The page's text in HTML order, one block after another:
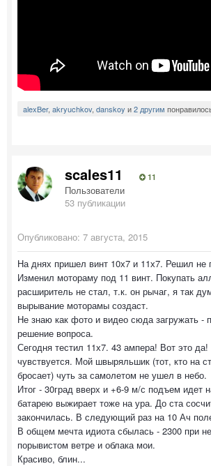
alexBer, akryuchkov, danskoy и2 другим
scales11 11
Пользователи
53 публикации
Опубликовано: 7 августа, 2015
На днях пришел винт 10х7 и 11х7. Решил не
Изменил мотораму под 11 винт. Покупать
расширитель не стал, т.к. он рычаг, я так
вырывание моторамы создаст.
Не знаю как фото и видео сюда загружать -
решение вопроса.
Сегодня тестил 11х7. 43 ампера! Вот это
чувствуется. Мой швыряльшик (тот, кто на
бросает) чуть за самолетом не ушел в небо.
Итог - 30град вверх и +6-9 м/с подъем идет
батарею выжирает тоже на ура. До ста
закончилась. В следующий раз на 10 Ач
В общем мечта идиота сбылась - 2300 при
порывистом ветре и облака мои.
Красиво, блин...